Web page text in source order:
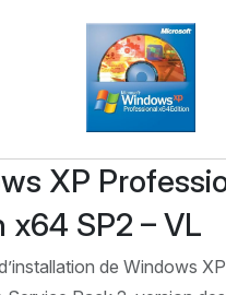
XP
x64 SP2 – VL
de Windows